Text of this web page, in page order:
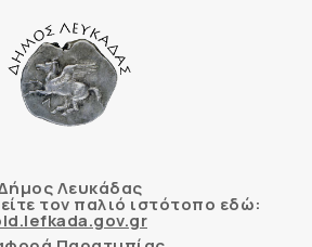
Λευκάδας
τον παλιό ιστότοπο εδώ: